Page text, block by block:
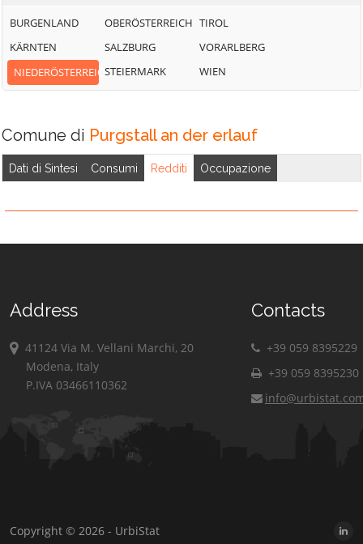
BURGENLAND
KÄRNTEN
NIEDERÖSTERREICH
OBERÖSTERREICH
SALZBURG
STEIERMARK
TIROL
VORARLBERG
WIEN
Comune di Purgstall an der erlauf
Dati di Sintesi Consumi Redditi Occupazione
Address
41124 Via M. Vellani Marchi, 20
Modena, Italy
P.IVA 03466110362
Contacts
+39 059 8395229
+39 059 8395230
Copyright © 2026 - UrbiStat